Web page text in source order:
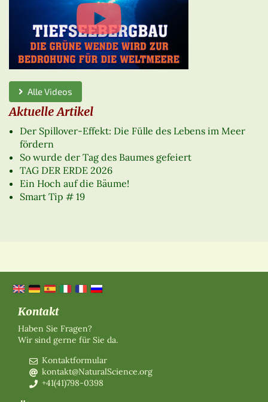
Alle Videos
Aktuelle Artikel
Der Spillover-Effekt: Die Fülle des Lebens im Meer
fördern
So wurde der Tag des Baumes gefeiert
TAG DER ERDE 2026
Ein Hoch auf die Bäume!
Smart Tip # 19
Kontakt
Haben Sie Fragen?
Wir sind gerne für Sie da.
Kontaktformular
kontakt@NaturalScience.org
+41(41)798-0398